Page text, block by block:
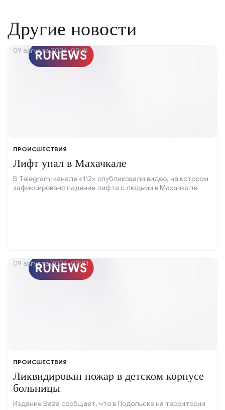
Другие новости
ПРОИСШЕСТВИЯ
Лифт упал в Махачкале
В Telegram-канале «112» опубликовали видео, на котором
зафиксировано падение лифта с людьми в Махачкале.
09 августа 2026, 00:18
ПРОИСШЕСТВИЯ
Ликвидирован пожар в детском корпусе
больницы
Издание Baza сообщает, что в Подольске на территории
09 августа 2026, 00:01